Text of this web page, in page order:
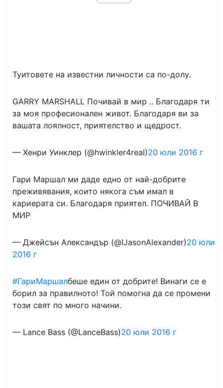
Туитовете на известни личности са по-долу.
GARRY MARSHALL Почивай в мир .. Благодаря ти
за моя професионален живот. Благодаря ви за
вашата лоялност, приятелство и щедрост.
— Хенри Уинклер (@hwinkler4real)20 юли 2016 г
Гари Маршал ми даде едно от най-добрите
преживявания, които някога съм имал в
кариерата си. Благодаря приятел. ПОЧИВАЙ В
МИР
— Джейсън Александър (@IJasonAlexander)20 юли
2016 г
#ГариМаршалбеше един от добрите! Винаги се е
борил за правилното! Той помогна да се промени
този свят по много начини. ️️️
— Lance Bass (@LanceBass)20 юли 2016 г